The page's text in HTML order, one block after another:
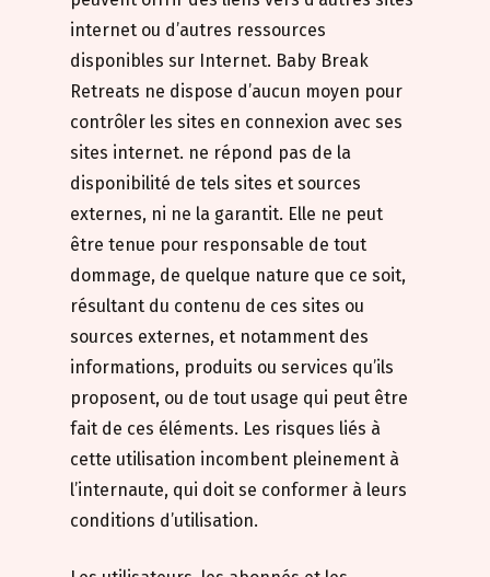
internet ou d’autres ressources
disponibles sur Internet. Baby Break
Retreats ne dispose d’aucun moyen pour
contrôler les sites en connexion avec ses
sites internet. ne répond pas de la
disponibilité de tels sites et sources
externes, ni ne la garantit. Elle ne peut
être tenue pour responsable de tout
dommage, de quelque nature que ce soit,
résultant du contenu de ces sites ou
sources externes, et notamment des
informations, produits ou services qu’ils
proposent, ou de tout usage qui peut être
fait de ces éléments. Les risques liés à
cette utilisation incombent pleinement à
l’internaute, qui doit se conformer à leurs
conditions d’utilisation.